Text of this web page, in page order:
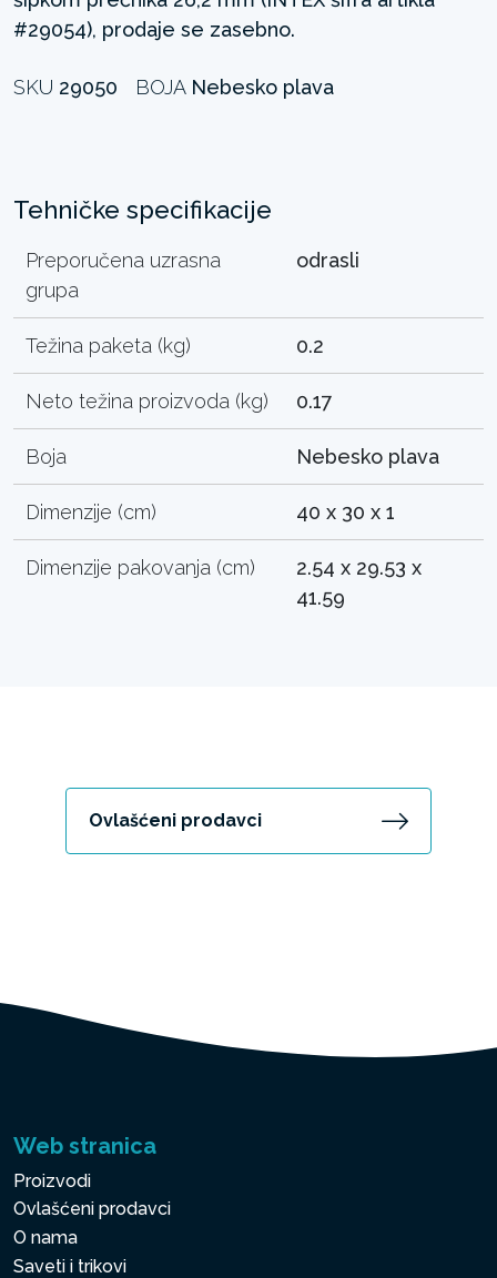
#29054), prodaje se zasebno.
SKU 29050 BOJA Nebesko plava
Tehničke specifikacije
Preporučena uzrasna
grupa
odrasli
Težina paketa (kg) 0.2
Neto težina proizvoda (kg) 0.17
Boja Nebesko plava
Dimenzije (cm) 40 x 30 x 1
Dimenzije pakovanja (cm)
2.54 x 29.53 x
41.59
Ovlašćeni prodavci
Web stranica
Proizvodi
Ovlašćeni prodavci
O nama
Saveti i trikovi